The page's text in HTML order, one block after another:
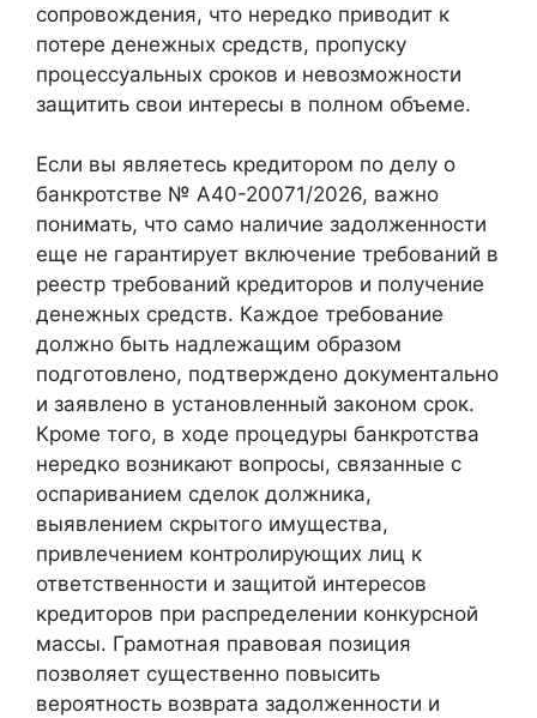
сопровождения, что нередко приводит к
потере денежных средств, пропуску
процессуальных сроков и невозможности
защитить свои интересы в полном объеме.
Если вы являетесь кредитором по делу о
банкротстве № А40-20071/2026, важно
понимать, что само наличие задолженности
еще не гарантирует включение требований в
реестр требований кредиторов и получение
денежных средств. Каждое требование
должно быть надлежащим образом
подготовлено, подтверждено документально
и заявлено в установленный законом срок.
Кроме того, в ходе процедуры банкротства
нередко возникают вопросы, связанные с
оспариванием сделок должника,
выявлением скрытого имущества,
привлечением контролирующих лиц к
ответственности и защитой интересов
кредиторов при распределении конкурсной
массы. Грамотная правовая позиция
позволяет существенно повысить
вероятность возврата задолженности и